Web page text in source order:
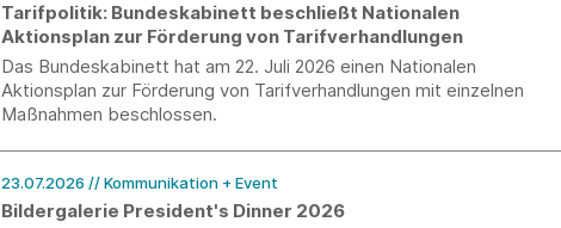
Tarifpolitik: Bundeskabinett beschließt Nationalen
Aktionsplan zur Förderung von Tarifverhandlungen
Das Bundeskabinett hat am 22. Juli 2026 einen Nationalen
Aktionsplan zur Förderung von Tarifverhandlungen mit einzelnen
Maßnahmen beschlossen.
23.07.2026 // Kommunikation + Event
Bildergalerie President's Dinner 2026